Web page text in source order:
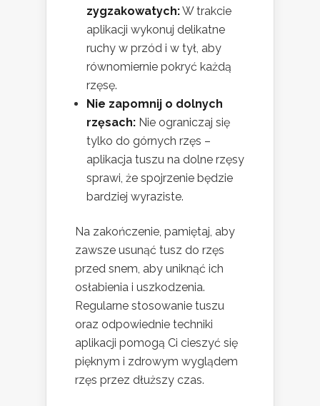
zygzakowatych:W trakcie
aplikacji wykonuj delikatne
ruchy w przód i w tył, aby
równomiernie pokryć każdą
rzęsę.
Nie zapomnij o dolnych
rzęsach: Nie ograniczaj się
tylko do górnych rzęs –
aplikacja tuszu na dolne rzęsy
sprawi, że spojrzenie będzie
bardziej wyraziste.
Na zakończenie, pamiętaj, aby
zawsze usunąć tusz do rzęs
przed snem, aby uniknąć ich
osłabienia i uszkodzenia.
Regularne stosowanie tuszu
oraz odpowiednie techniki
aplikacji pomogą Ci cieszyć się
pięknym i zdrowym wyglądem
rzęs przez dłuższy czas.